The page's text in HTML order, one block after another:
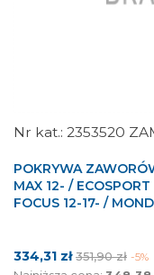
2353520
POKRYWA
MAX 12- /
FOCUS 12-17- /
Cena
334,31 zł Cena
351,90 zł -5%